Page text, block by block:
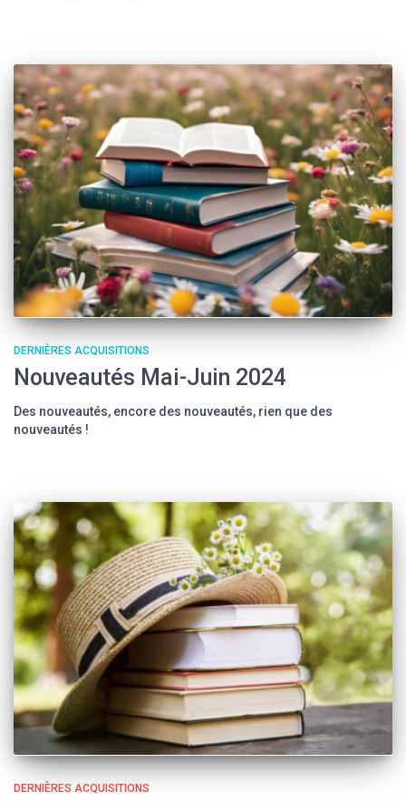
DERNIÈRES ACQUISITIONS
Nouveautés Mai-Juin 2024
Des nouveautés, encore des nouveautés, rien que des
nouveautés !
DERNIÈRES ACQUISITIONS